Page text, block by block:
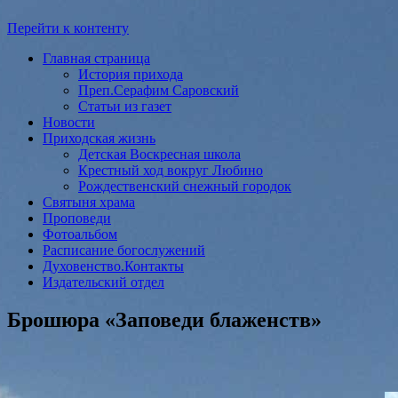
Перейти к контенту
Главная страница
История прихода
Преп.Серафим Саровский
Статьи из газет
Новости
Приходская жизнь
Детская Воскресная школа
Крестный ход вокруг Любино
Рождественский снежный городок
Святыня храма
Проповеди
Фотоальбом
Расписание богослужений
Духовенство.Контакты
Издательский отдел
Брошюра «Заповеди блаженств»